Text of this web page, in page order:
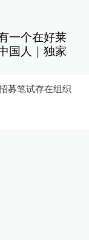
一个在好莱
国人｜独家
募笔试存在组织